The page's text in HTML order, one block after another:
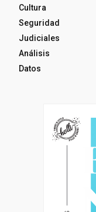
Cultura
Seguridad
Judiciales
Análisis
Datos